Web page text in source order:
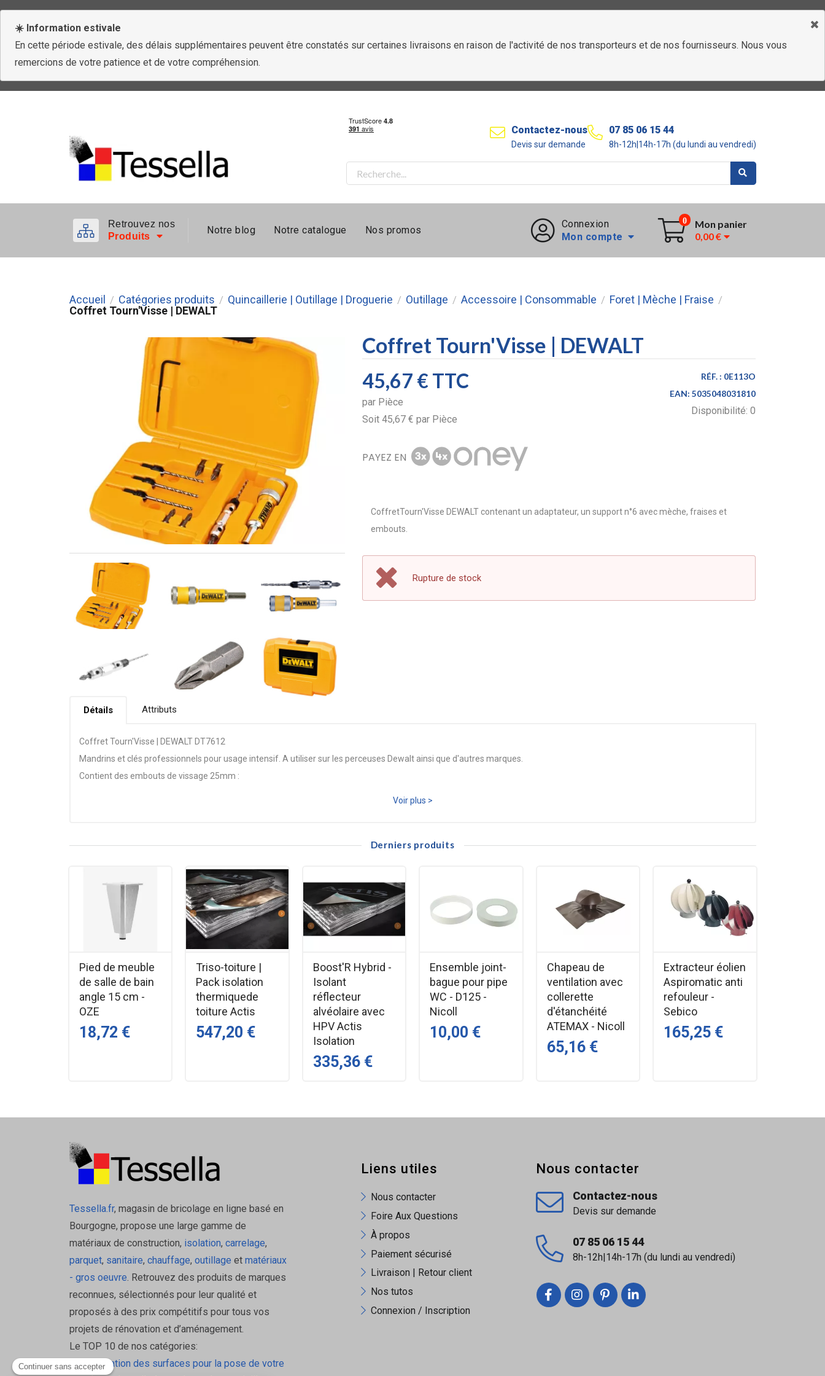
☀️ Information estivale
En cette période estivale, des délais supplémentaires peuvent être constatés sur certaines livraisons en raison de l'activité de nos transporteurs et de nos fournisseurs. Nous vous
remercions de votre patience et de votre compréhension.
Contactez-nous
Devis sur demande
07 85 06 15 44
8h-12h|14h-17h (du lundi au vendredi)
Retrouvez nos
Produits
Notre blog Notre catalogue Nos promos
Connexion
Mon compte
0
Mon panier
0,00 €
Accueil / Catégories produits / Quincaillerie | Outillage | Droguerie / Outillage / Accessoire | Consommable / Foret | Mèche | Fraise /
Coffret Tourn'Visse | DEWALT
Coffret Tourn'Visse | DEWALT
45,67 €TTC
par Pièce
Soit45,67 € par Pièce
RÉF. : 0E113O
EAN:5035048031810
Disponibilité:0
PAYEZ EN
CoffretTourn'Visse DEWALT contenant un adaptateur, un support n°6 avec mèche, fraises et
embouts.
Rupture de stock
Détails Attributs
Coffret Tourn'Visse | DEWALT DT7612
Mandrins et clés professionnels pour usage intensif. A utiliser sur les perceuses Dewalt ainsi que d'autres marques.
Contient des embouts de vissage 25mm :
Voir plus >
Derniers produits
Pied de meuble
de salle de bain
angle 15 cm -
OZE
18,72 €
Triso-toiture |
Pack isolation
thermiquede
toiture Actis
547,20 €
Boost'R Hybrid -
Isolant
réflecteur
alvéolaire avec
HPV Actis
Isolation
335,36 €
Ensemble joint-
bague pour pipe
WC - D125 -
Nicoll
10,00 €
Chapeau de
ventilation avec
collerette
d'étanchéité
ATEMAX - Nicoll
65,16 €
Extracteur éolien
Aspiromatic anti
refouleur -
Sebico
165,25 €
Tessella.fr, magasin de bricolage en ligne basé en
Bourgogne, propose une large gamme de
matériaux de construction, isolation, carrelage,
parquet, sanitaire, chauffage, outillage et matériaux
- gros oeuvre. Retrouvez des produits de marques
reconnues, sélectionnés pour leur qualité et
proposés à des prix compétitifs pour tous vos
projets de rénovation et d’aménagement.
Le TOP 10 de nos catégories:
La préparation des surfaces pour la pose de votre
Liens utiles
Nous contacter
Foire Aux Questions
À propos
Paiement sécurisé
Livraison | Retour client
Nos tutos
Connexion / Inscription
Nous contacter
Contactez-nous
Devis sur demande
07 85 06 15 44
8h-12h|14h-17h (du lundi au vendredi)